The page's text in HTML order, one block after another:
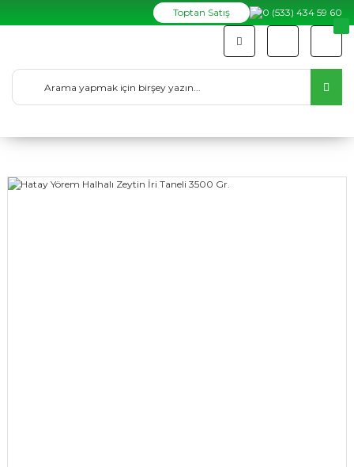
Toptan Satış 0 (533) 434 59 60